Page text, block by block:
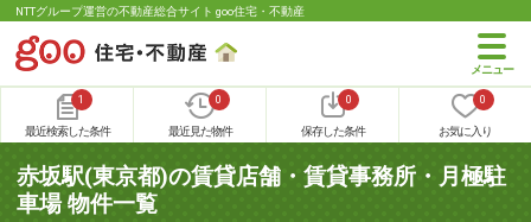
NTTグループ運営の不動産総合サイト goo住宅・不動産
1
最近検索した条件
0
最近見た物件
0
保存した条件
0
お気に入り
赤坂駅(東京都)の賃貸店舗・賃貸事務所・月極駐
車場 物件一覧